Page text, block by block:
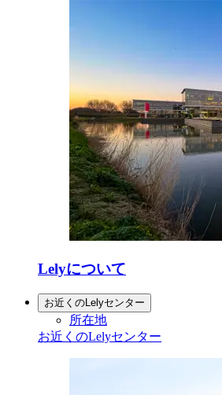
Lelyについて
お近くのLelyセンター
所在地
お近くのLelyセンター